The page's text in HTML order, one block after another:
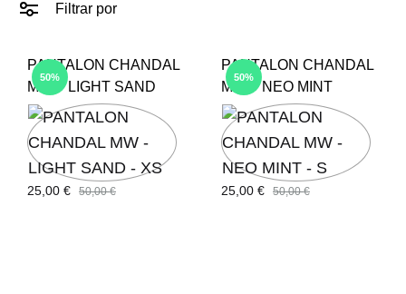
Filtrar por
50%
PANTALON CHANDAL
MW – LIGHT SAND
25,00 € 50,00€
50%
PANTALON CHANDAL
MW – NEO MINT
25,00 € 50,00€